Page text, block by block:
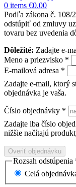
0 items €0.00
Podľa zákona č. 108/
odstúpiť od zmluvy
tovaru bez uvedenia
Dôležité: Zadajte e-
Meno a priezvisko *
E-mailová adresa *
Zadajte e-mail, ktorý
objednávka je vaša.
Číslo objednávky *
Zadajte iba číslo
nižšie načítajú
Overiť objednávku
Rozsah odstúpenia
Celá